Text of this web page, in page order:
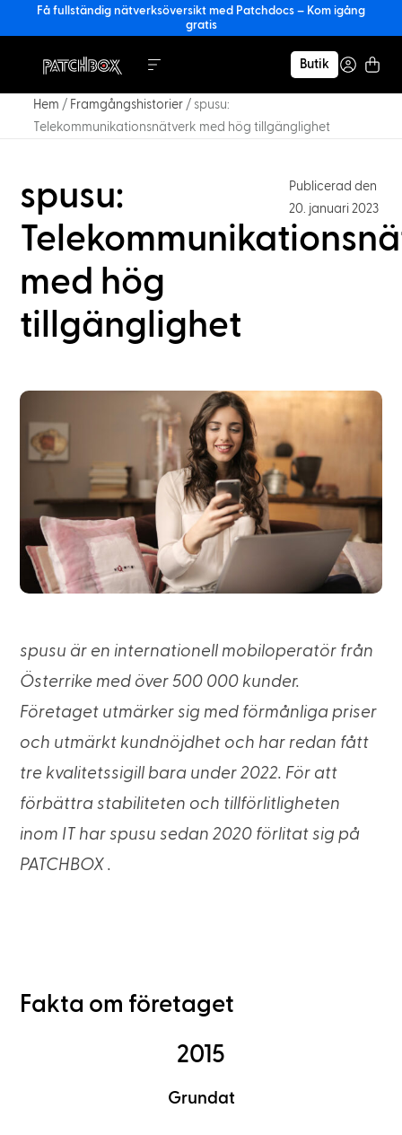
Få fullständig nätverksöversikt med Patchdocs – Kom igång
gratis
Butik
Hem / Framgångshistorier/ spusu:
Telekommunikationsnätverk med hög tillgänglighet
spusu:
med hög
tillgänglighet
Publicerad den
20. januari 2023
spusu är en internationell mobiloperatör från
Österrike med över 500 000 kunder.
Företaget utmärker sig med förmånliga priser
och utmärkt kundnöjdhet och har redan fått
tre kvalitetssigill bara under 2022. För att
förbättra stabiliteten och tillförlitligheten
inom IT har spusu sedan 2020 förlitat sig på
PATCHBOX .
Fakta om företaget
2015
Grundat